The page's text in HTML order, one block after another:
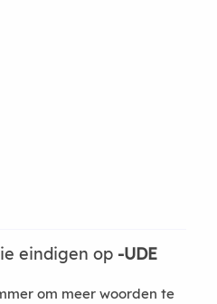
eindigen op -UDE
om meer woorden te